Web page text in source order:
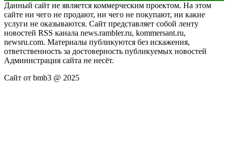
Данный сайт не является коммерческим проектом. На этом
сайте ни чего не продают, ни чего не покупают, ни какие
услуги не оказываются. Сайт представляет собой ленту
новостей RSS канала news.rambler.ru, kommersant.ru,
newsru.com. Материалы публикуются без искажения,
ответственность за достоверность публикуемых новостей
Администрация сайта не несёт.
Сайт от bmb3 @ 2025